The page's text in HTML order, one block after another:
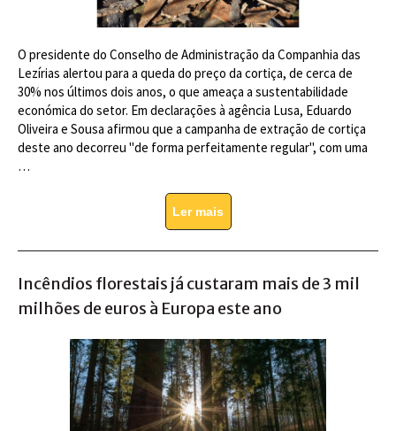
O presidente do Conselho de Administração da Companhia das
Lezírias alertou para a queda do preço da cortiça, de cerca de
30% nos últimos dois anos, o que ameaça a sustentabilidade
económica do setor. Em declarações à agência Lusa, Eduardo
Oliveira e Sousa afirmou que a campanha de extração de cortiça
deste ano decorreu "de forma perfeitamente regular", com uma
…
Ler mais
Incêndios florestais já custaram mais de 3 mil
milhões de euros à Europa este ano